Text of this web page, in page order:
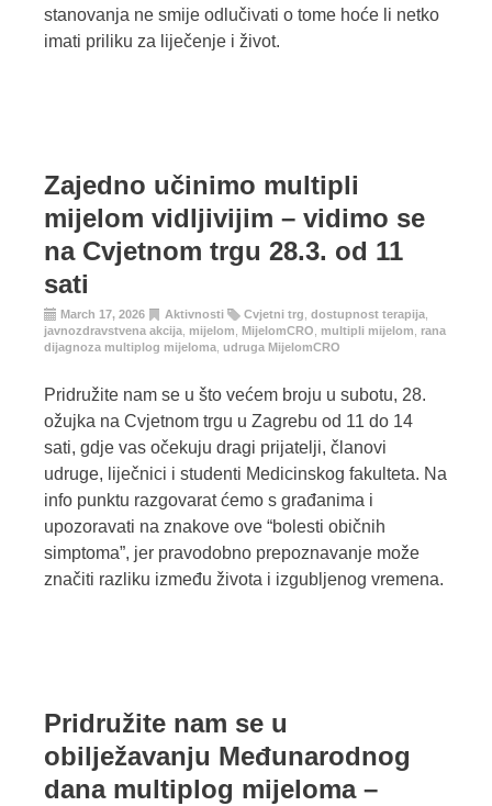
stanovanja ne smije odlučivati o tome hoće li netko
imati priliku za liječenje i život.
Zajedno učinimo multipli
mijelom vidljivijim – vidimo se
na Cvjetnom trgu 28.3. od 11
sati
March 17, 2026 Aktivnosti Cvjetni trg dostupnost terapija
javnozdravstvena akcija mijelom MijelomCRO multipli mijelom
rana
dijagnoza multiplog mijeloma udruga MijelomCRO
Pridružite nam se u što većem broju u subotu, 28.
ožujka na Cvjetnom trgu u Zagrebu od 11 do 14
sati, gdje vas očekuju dragi prijatelji, članovi
udruge, liječnici i studenti Medicinskog fakulteta. Na
info punktu razgovarat ćemo s građanima i
upozoravati na znakove ove “bolesti običnih
simptoma”, jer pravodobno prepoznavanje može
značiti razliku između života i izgubljenog vremena.
Pridružite nam se u
obilježavanju Međunarodnog
dana multiplog mijeloma –